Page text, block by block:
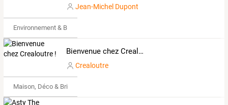
Jean-Michel Dupont
Environnement & Bio
Bienvenue chez Crealoutre !
Crealoutre
Maison, Déco & Bricolage